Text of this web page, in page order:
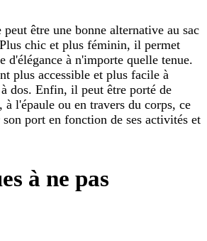
être une bonne alternative au sac
chic et plus féminin, il permet
d'élégance à n'importe quelle tenue.
plus accessible et plus facile à
dos. Enfin, il peut être porté de
à l'épaule ou en travers du corps, ce
port en fonction de ses activités et
à ne pas